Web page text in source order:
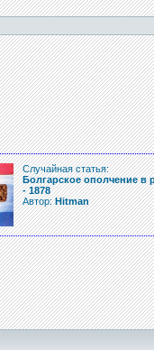
Случайная статья:
Болгарское ополчение в
- 1878
Автор:Hitman